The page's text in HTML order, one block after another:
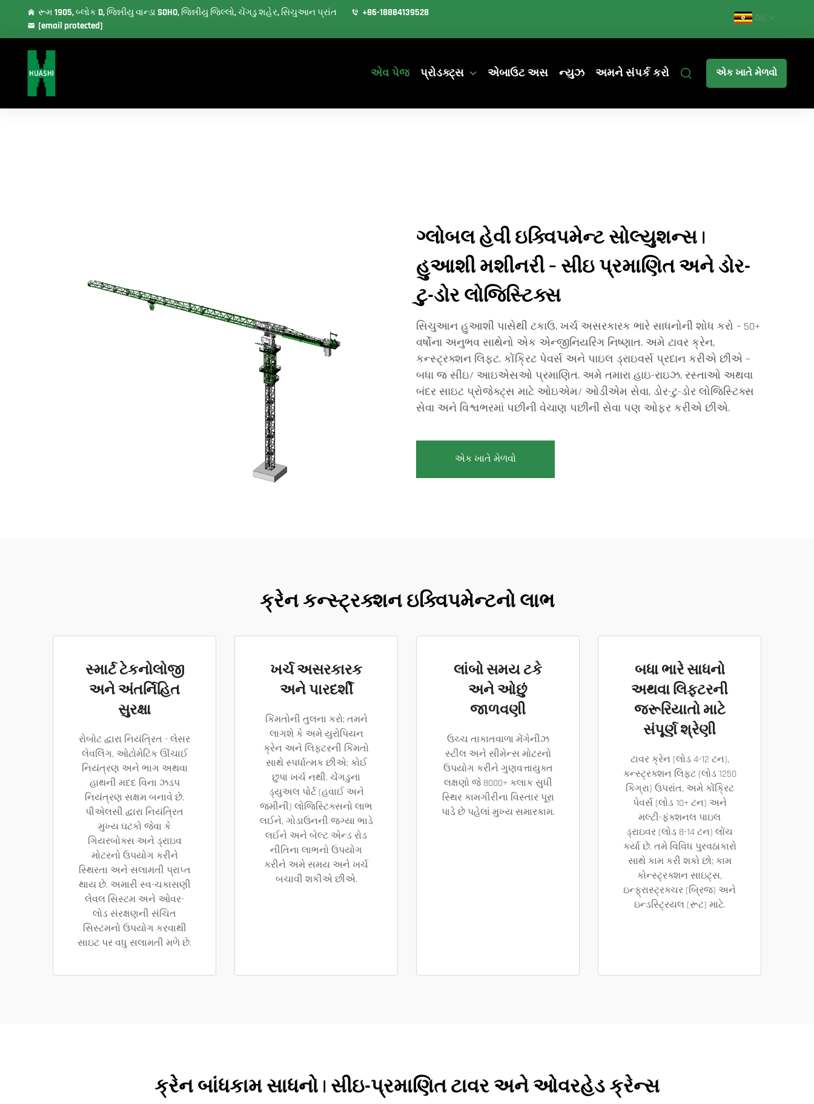
રૂમ 1905, બ્લોક D, જિન્નીયુ વાન્ડા SOHO, જિન્નીયુ જિલ્લો, ચેંગડુ શહેર, સિચુઆન પ્રાંત
+86-18884139528
[email protected]
GU
એવ પેજ પ્રોડક્ટ્સ એબાઉટ અસ ન્યુઝ અમને સંપર્ક કરો એક ખાતે મેળવો
ગ્લોબલ હેવી ઇક્વિપમેન્ટ સોલ્યુશન્સ |
હુઆશી મશીનરી – સીઇ પ્રમાણિત અને ડોર-
ટુ-ડોર લોજિસ્ટિક્સ
સિચુઆન હુઆશી પાસેથી ટકાઉ, ખર્ચ અસરકારક ભારે સાધનોની શોધ કરો – 50+
વર્ષોના અનુભવ સાથેનો એક એન્જીનિયરિંગ નિષ્ણાત. અમે ટાવર ક્રેન,
કન્સ્ટ્રક્શન લિફ્ટ, કોંક્રિટ પેવર્સ અને પાઇલ ડ્રાઇવર્સ પ્રદાન કરીએ છીએ –
બધા જ સીઇ/ આઇએસઓ પ્રમાણિત. અમે તમારા હાઇ-રાઇઝ, રસ્તાઓ અથવા
બંદર સાઇટ પ્રોજેક્ટ્સ માટે ઓઇએમ/ ઓડીએમ સેવા, ડોર-ટુ-ડોર લોજિસ્ટિક્સ
સેવા અને વિશ્વભરમાં પછીની વેચાણ પછીની સેવા પણ ઓફર કરીએ છીએ.
એક ખાતે મેળવો
ક્રેન કન્સ્ટ્રક્શન ઇક્વિપમેન્ટનો લાભ
સ્માર્ટ ટેકનોલોજી
અને અંતર્નિહિત
સુરક્ષા
રોબોટ દ્વારા નિયંત્રિત - લેસર
લેવલિંગ, ઓટોમેટિક ઊંચાઈ
નિયંત્રણ અને ભાગ અથવા
હાથની મદદ વિના ઝડપ
નિયંત્રણ સક્ષમ બનાવે છે.
પીએલસી દ્વારા નિયંત્રિત
મુખ્ય ઘટકો જેવા કે
ગિયરબોક્સ અને ડ્રાઇવ
મોટરનો ઉપયોગ કરીને
સ્થિરતા અને સલામતી પ્રાપ્ત
થાય છે. અમારી સ્વ-ચકાસણી
લેવલ સિસ્ટમ અને ઓવર-
લોડ સંરક્ષણની સંચિત
સિસ્ટમનો ઉપયોગ કરવાથી
સાઇટ પર વધુ સલામતી મળે છે.
ખર્ચ અસરકારક
અને પારદર્શી
કિંમતોની તુલના કરો; તમને
લાગશે કે અમે યુરોપિયન
ક્રેન અને લિફ્ટરની કિંમતો
સાથે સ્પર્ધાત્મક છીએ; કોઈ
છુપા ખર્ચ નથી. ચેંગડુના
ડ્યુઅલ પોર્ટ (હવાઈ અને
જમીની) લોજિસ્ટિક્સનો લાભ
લઈને, ગોડાઉનની જગ્યા ભાડે
લઈને અને બેલ્ટ એન્ડ રોડ
નીતિના લાભનો ઉપયોગ
કરીને અમે સમય અને ખર્ચ
બચાવી શકીએ છીએ.
લાંબો સમય ટકે
અને ઓછું
જાળવણી
ઉચ્ચ તાકાતવાળા મેંગેનીઝ
સ્ટીલ અને સીમેન્સ મોટરનો
ઉપયોગ કરીને ગુણવત્તાયુક્ત
લક્ષણો જે 8000+ કલાક સુધી
સ્થિર કામગીરીના વિસ્તાર પૂરા
પાડે છે પહેલાં મુખ્ય સમારકામ.
બધા ભારે સાધનો
અથવા લિફ્ટરની
જરૂરિયાતો માટે
સંપૂર્ણ શ્રેણી
ટાવર ક્રેન (લોડ 4-12 ટન),
કન્સ્ટ્રક્શન લિફ્ટ (લોડ 1250
કિગ્રા) ઉપરાંત, અમે કોંક્રિટ
પેવર્સ (લોડ 10+ ટન) અને
મલ્ટી-ફંક્શનલ પાઇલ
ડ્રાઇવર (લોડ 8-14 ટન) લોંચ
કર્યા છે. તમે વિવિધ પુરવઠાકારો
સાથે કામ કરી શકો છો; કામ
કોન્સ્ટ્રક્શન સાઇટ્સ,
ઇન્ફ્રાસ્ટ્રક્ચર (બ્રિજ) અને
ઇન્ડસ્ટ્રિયલ (રૂટ) માટે.
ક્રેન બાંધકામ સાધનો | સીઇ-પ્રમાણિત ટાવર અને ઓવરહેડ ક્રેન્સ